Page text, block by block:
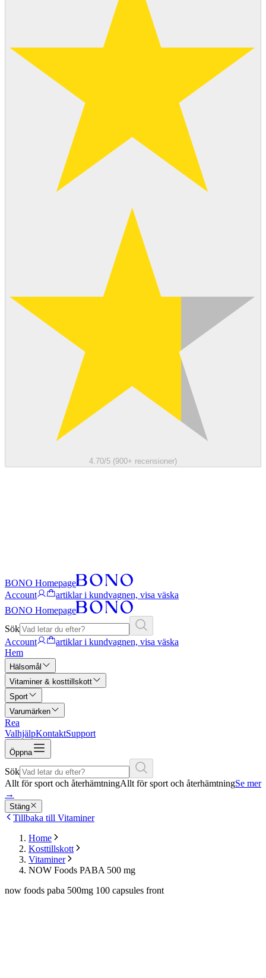
4.70/5 (900+ recensioner)
BONO Homepage
Account
artiklar i kundvagnen, visa väska
BONO Homepage
Sök
Account
artiklar i kundvagnen, visa väska
Hem
Hälsomål
Vitaminer & kosttillskott
Sport
Varumärken
Rea
ValhjälpKontaktSupport
Öppna
Sök
Allt för sport och återhämtningAllt för sport och återhämtningSe mer
→
Stäng
Tillbaka till Vitaminer
Home
Kosttillskott
Vitaminer
NOW Foods PABA 500 mg
now foods paba 500mg 100 capsules front